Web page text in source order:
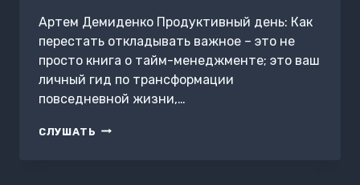
Артем Демиденко Продуктивный день: Как
перестать откладывать важное – это не
просто книга о тайм-менеджменте; это ваш
личный гид по трансформации
повседневной жизни,…
СЛУШАТЬ ПРОДУКТИВНЫЙ